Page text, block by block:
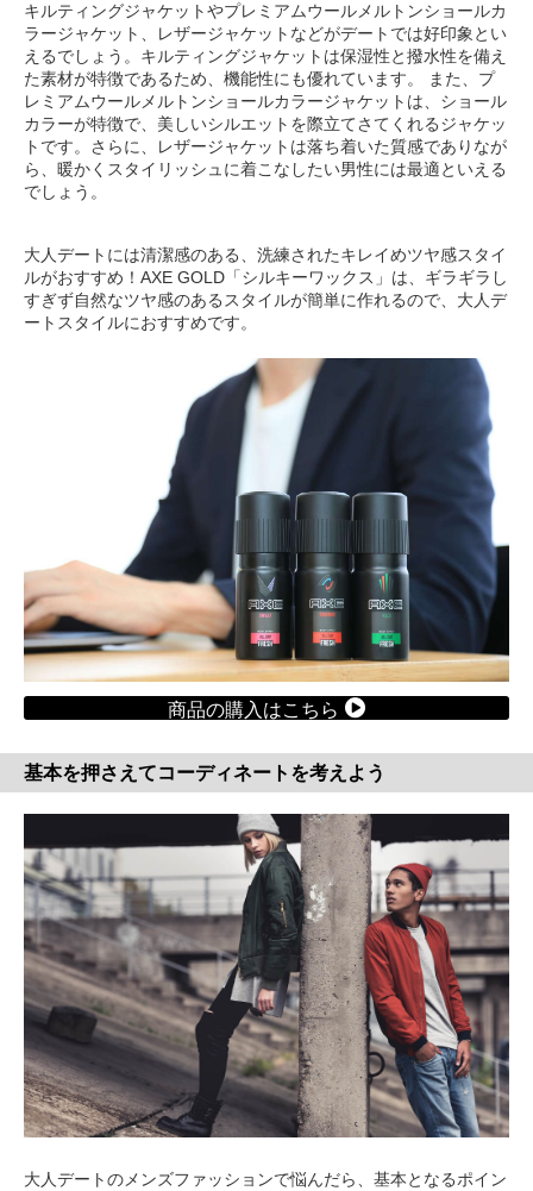
キルティングジャケットやプレミアムウールメルトンショールカ
ラージャケット、レザージャケットなどがデートでは好印象とい
えるでしょう。キルティングジャケットは保湿性と撥水性を備え
た素材が特徴であるため、機能性にも優れています。 また、プ
レミアムウールメルトンショールカラージャケットは、ショール
カラーが特徴で、美しいシルエットを際立てさてくれるジャケッ
トです。さらに、レザージャケットは落ち着いた質感でありなが
ら、暖かくスタイリッシュに着こなしたい男性には最適といえる
でしょう。
大人デートには清潔感のある、洗練されたキレイめツヤ感スタイ
ルがおすすめ！AXE GOLD「シルキーワックス」は、ギラギラし
すぎず自然なツヤ感のあるスタイルが簡単に作れるので、大人デ
ートスタイルにおすすめです。
商品の購入はこちら
基本を押さえてコーディネートを考えよう
大人デートのメンズファッションで悩んだら、基本となるポイン